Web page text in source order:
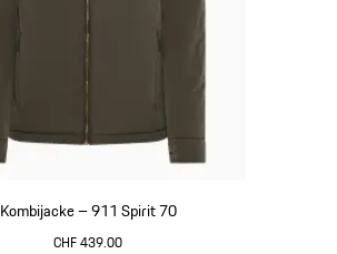
Kombijacke – 911 Spirit 70
CHF 439.00